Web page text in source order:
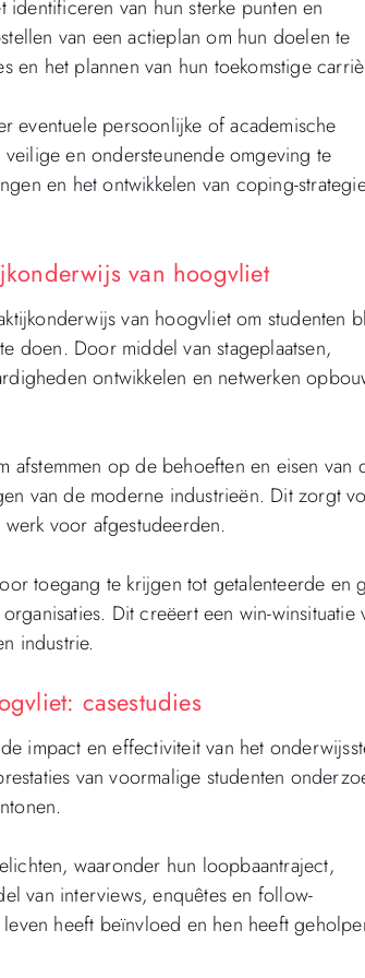
van hun sterke punten en
van een actieplan om hun doelen te
en het plannen van hun toekomstige
eventuele persoonlijke of academische
en ondersteunende omgeving te
en het ontwikkelen van coping-
van hoogvliet
van hoogvliet om studenten
doen. Door middel van stageplaatsen,
ontwikkelen en netwerken
afstemmen op de behoeften en eisen van
van de moderne industrieën. Dit zorgt
voor afgestudeerden.
toegang te krijgen tot getalenteerde en
Dit creëert een win-winsituatie
industrie.
casestudies
impact en effectiviteit van het
van voormalige studenten
waaronder hun loopbaantraject,
van interviews, enquêtes en follow-
heeft beïnvloed en hen heeft